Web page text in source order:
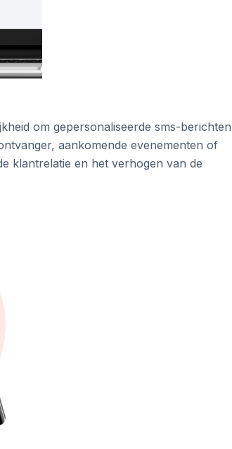
om gepersonaliseerde sms-
aankomende evenementen of
klantrelatie en het verhogen van de